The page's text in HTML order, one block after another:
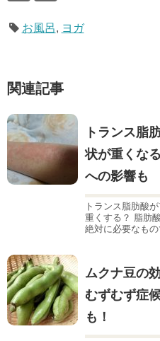
お風呂, ヨガ
関連記事
トランス脂
状が重くな
への影響も
トランス脂肪酸
重くする？ 脂肪
絶対に必要なも
ムクナ豆の
むずむず症
も！